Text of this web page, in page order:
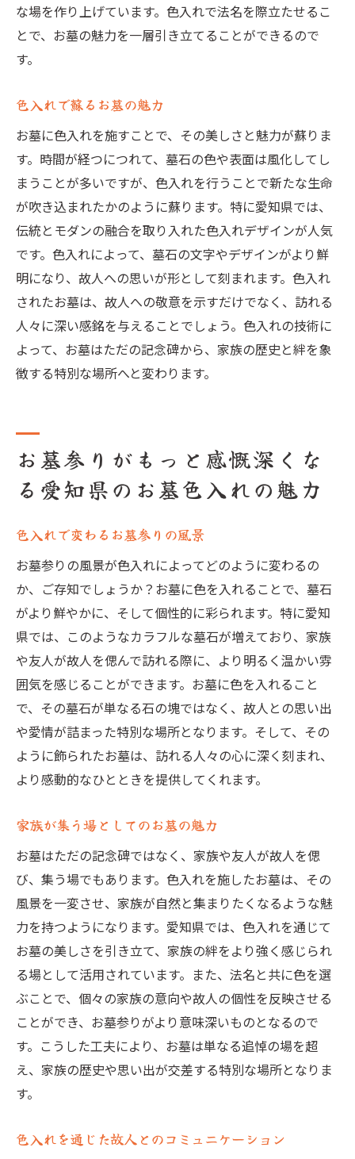
な場を作り上げています。色入れで法名を際立たせるこ
とで、お墓の魅力を一層引き立てることができるので
す。
色入れで蘇るお墓の魅力
お墓に色入れを施すことで、その美しさと魅力が蘇りま
す。時間が経つにつれて、墓石の色や表面は風化してし
まうことが多いですが、色入れを行うことで新たな生命
が吹き込まれたかのように蘇ります。特に愛知県では、
伝統とモダンの融合を取り入れた色入れデザインが人気
です。色入れによって、墓石の文字やデザインがより鮮
明になり、故人への思いが形として刻まれます。色入れ
されたお墓は、故人への敬意を示すだけでなく、訪れる
人々に深い感銘を与えることでしょう。色入れの技術に
よって、お墓はただの記念碑から、家族の歴史と絆を象
徴する特別な場所へと変わります。
お墓参りがもっと感慨深くな
る愛知県のお墓色入れの魅力
色入れで変わるお墓参りの風景
お墓参りの風景が色入れによってどのように変わるの
か、ご存知でしょうか？お墓に色を入れることで、墓石
がより鮮やかに、そして個性的に彩られます。特に愛知
県では、このようなカラフルな墓石が増えており、家族
や友人が故人を偲んで訪れる際に、より明るく温かい雰
囲気を感じることができます。お墓に色を入れること
で、その墓石が単なる石の塊ではなく、故人との思い出
や愛情が詰まった特別な場所となります。そして、その
ように飾られたお墓は、訪れる人々の心に深く刻まれ、
より感動的なひとときを提供してくれます。
家族が集う場としてのお墓の魅力
お墓はただの記念碑ではなく、家族や友人が故人を偲
び、集う場でもあります。色入れを施したお墓は、その
風景を一変させ、家族が自然と集まりたくなるような魅
力を持つようになります。愛知県では、色入れを通じて
お墓の美しさを引き立て、家族の絆をより強く感じられ
る場として活用されています。また、法名と共に色を選
ぶことで、個々の家族の意向や故人の個性を反映させる
ことができ、お墓参りがより意味深いものとなるので
す。こうした工夫により、お墓は単なる追悼の場を超
え、家族の歴史や思い出が交差する特別な場所となりま
す。
色入れを通じた故人とのコミュニケーション